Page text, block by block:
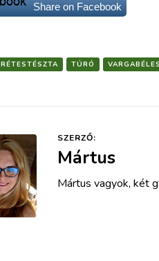
Share on Facebook
RÉTESTÉSZTA TÚRÓ VARGABÉLES
SZERZŐ:
Mártus
Mártus vagyok, két